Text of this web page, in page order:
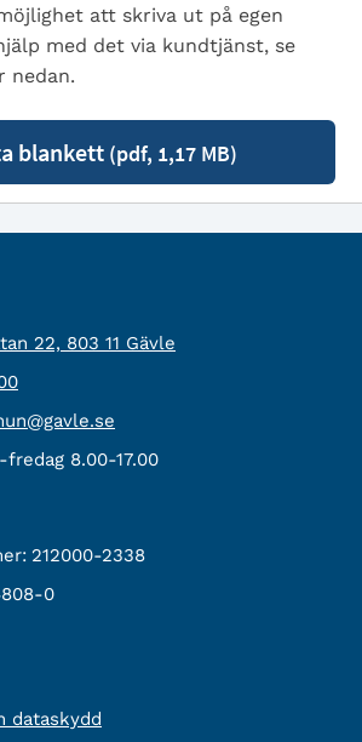
att skriva ut på egen
med det via kundtjänst, se
nedan.
blankett (pdf, 1,17 MB)
22, 803 11 Gävle
fredag 8.00-17.00
212000-2338
0
dataskydd